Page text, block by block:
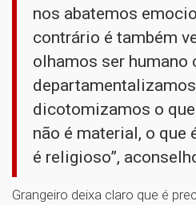
nos abatemos
contrário é também
olhamos ser humano
dicotomizamos o
não é material, o que
é religioso”,
Grangeiro deixa claro que é